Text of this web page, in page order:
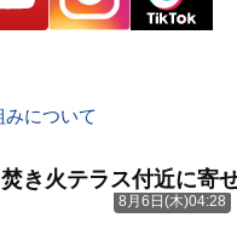
について
き火テラス付近に寄
8月6日(木)04:28